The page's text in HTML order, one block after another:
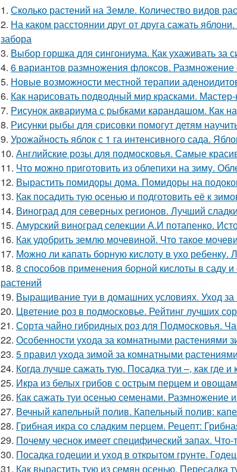
1. Сколько растений на Земле. Количество видов
2. На каком расстоянии друг от друга сажать
забора
3. Выбор горшка для сингониума. Как ухаживать за
4. 6 вариантов размножения флоксов.
5. Новые возможности местной терапии
6. Как нарисовать подводный мир красками.
7. Рисунок аквариума с рыбками карандашом. Как
8. Рисунки рыбы для срисовки помогут детям
9. Урожайность яблок с 1 га интенсивного сада.
10. Английские розы для подмосковья. Самые
11. Что можно приготовить из облепихи на зиму.
12. Вырастить помидоры дома. Помидоры на
13. Как посадить тую осенью и подготовить её к
14. Виноград для северных регионов. Лучший
15. Амурский виноград селекции А.И потапенко.
16. Как удобрить землю мочевиной. Что такое
17. Можно ли капать борную кислоту в ухо ребенку.
18. 8 способов применения борной кислоты в саду
растений
19. Выращивание туи в домашних условиях. Уход за
20. Цветение роз в подмосковье. Рейтинг лучших
21. Сорта чайно гибридных роз для Подмосковья.
22. Особенности ухода за комнатными растениями
23. 5 правил ухода зимой за комнатными
24. Когда лучше сажать тую. Посадка туи –, как где и
25. Икра из белых грибов с острым перцем и
26. Как сажать туи осенью семенами. Размножение и
27. Вечный капельный полив. Капельный полив:
28. Грибная икра со сладким перцем. Рецепт:
29. Почему чеснок имеет специфический запах. Что-
30. Посадка годеции и уход в открытом грунте.
31. Как вырастить тую из семян осенью. Пересадка